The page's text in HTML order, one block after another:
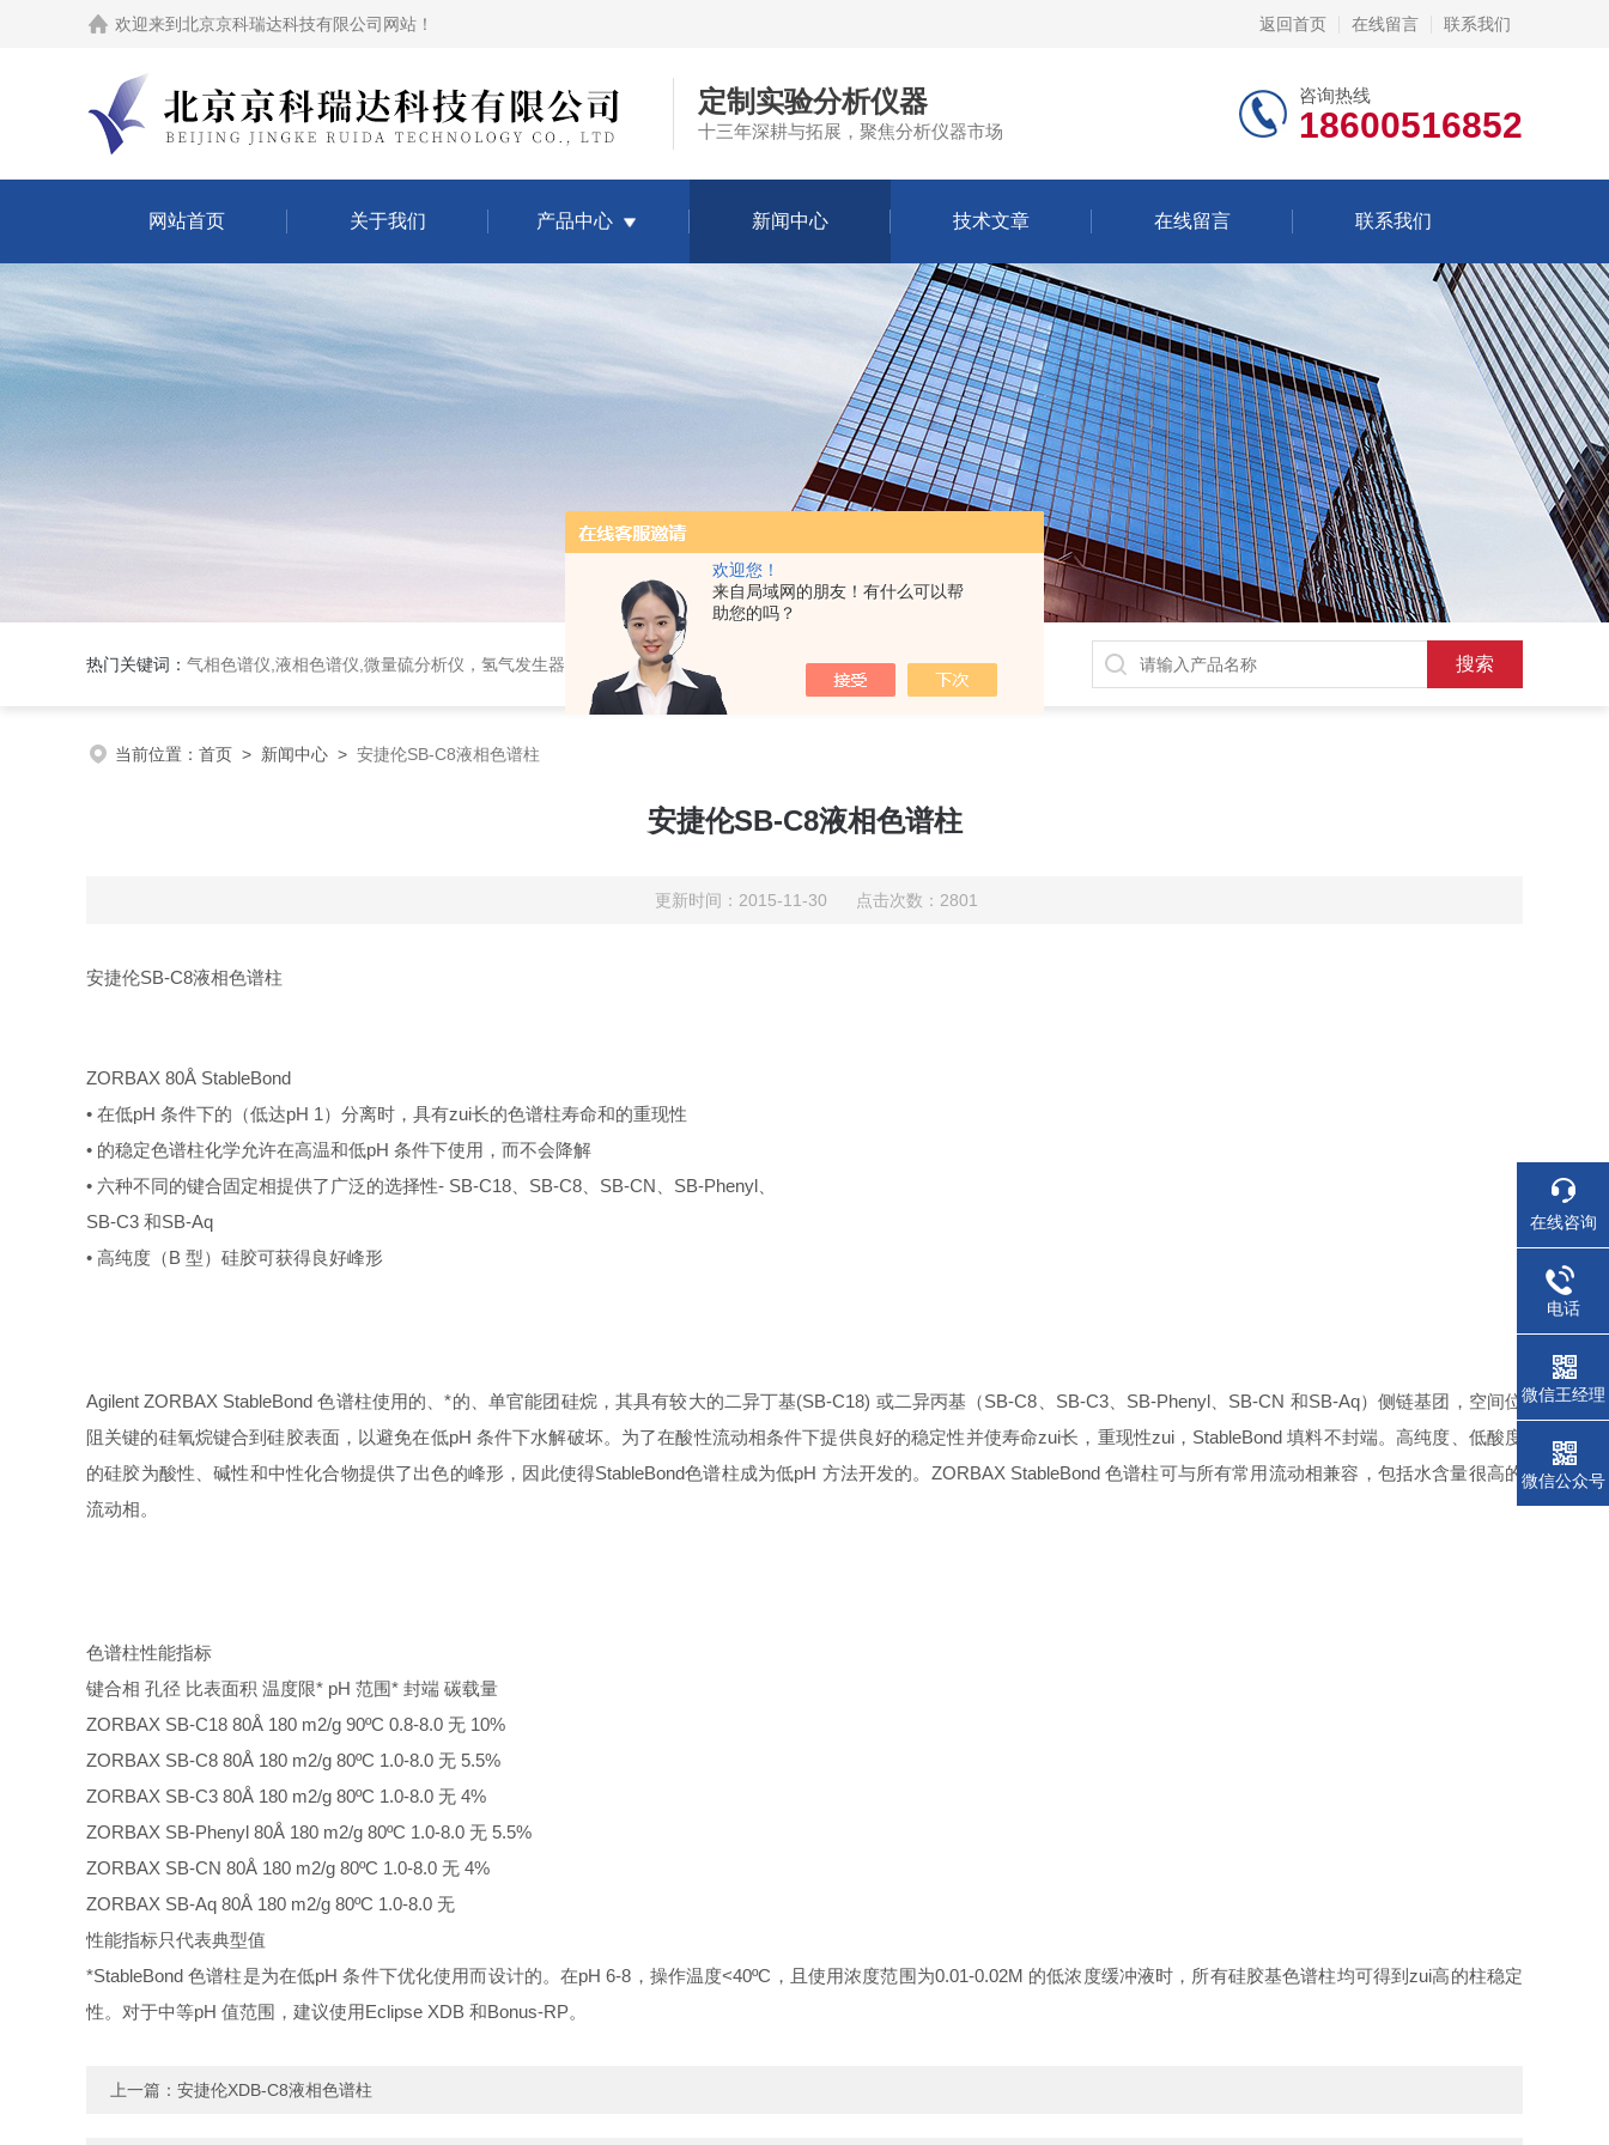
欢迎您！
来自局域网的朋友！有什么可以帮
助您的吗？
欢迎来到 北京京科瑞达科技有限公司网站 ！ 返回首页 在线留言 联系我们
定制实验分析仪器
十三年深耕与拓展，聚焦分析仪器市场
咨询热线
18600516852
网站首页 关于我们 产品中心 新闻中心 技术文章 在线留言 联系我们
热门关键词： 气相色谱仪,液相色谱仪,微量硫分析仪，氢气发生器，氮气发生器，空气发生器，色谱耗件（N2000色谱工作站，色谱柱、阀件、进样器、色谱担体），顶空进样器，热解析仪，紫外分光光度计，原子吸收分光光度计，傅立叶红外光谱仪，分析天平等常规实验室产品。
当前位置： 首页 > 新闻中心 > 安捷伦SB-C8液相色谱柱
安捷伦SB-C8液相色谱柱
更新时间：2015-11-30 点击次数：2801
安捷伦SB-C8液相色谱柱
ZORBAX 80Å StableBond
• 在低pH 条件下的（低达pH 1）分离时，具有zui长的色谱柱寿命和的重现性
• 的稳定色谱柱化学允许在高温和低pH 条件下使用，而不会降解
• 六种不同的键合固定相提供了广泛的选择性- SB-C18、SB-C8、SB-CN、SB-Phenyl、
SB-C3 和SB-Aq
• 高纯度（B 型）硅胶可获得良好峰形
Agilent ZORBAX StableBond 色谱柱使用的、*的、单官能团硅烷，其具有较大的二异丁基(SB-C18) 或二异丙基（SB-C8、SB-C3、SB-Phenyl、SB-CN 和SB-Aq）侧链基团，空间位
阻关键的硅氧烷键合到硅胶表面，以避免在低pH 条件下水解破坏。为了在酸性流动相条件下提供良好的稳定性并使寿命zui长，重现性zui，StableBond 填料不封端。高纯度、低酸度
的硅胶为酸性、碱性和中性化合物提供了出色的峰形，因此使得StableBond色谱柱成为低pH 方法开发的。ZORBAX StableBond 色谱柱可与所有常用流动相兼容，包括水含量很高的
流动相。
色谱柱性能指标
键合相 孔径 比表面积 温度限* pH 范围* 封端 碳载量
ZORBAX SB-C18 80Å 180 m2/g 90ºC 0.8-8.0 无 10%
ZORBAX SB-C8 80Å 180 m2/g 80ºC 1.0-8.0 无 5.5%
ZORBAX SB-C3 80Å 180 m2/g 80ºC 1.0-8.0 无 4%
ZORBAX SB-Phenyl 80Å 180 m2/g 80ºC 1.0-8.0 无 5.5%
ZORBAX SB-CN 80Å 180 m2/g 80ºC 1.0-8.0 无 4%
ZORBAX SB-Aq 80Å 180 m2/g 80ºC 1.0-8.0 无
性能指标只代表典型值
*StableBond 色谱柱是为在低pH 条件下优化使用而设计的。在pH 6-8，操作温度<40ºC，且使用浓度范围为0.01-0.02M 的低浓度缓冲液时，所有硅胶基色谱柱均可得到zui高的柱稳定
性。对于中等pH 值范围，建议使用Eclipse XDB 和Bonus-RP。
上一篇： 安捷伦XDB-C8液相色谱柱
在线咨询
电话
微信王经理
微信公众号